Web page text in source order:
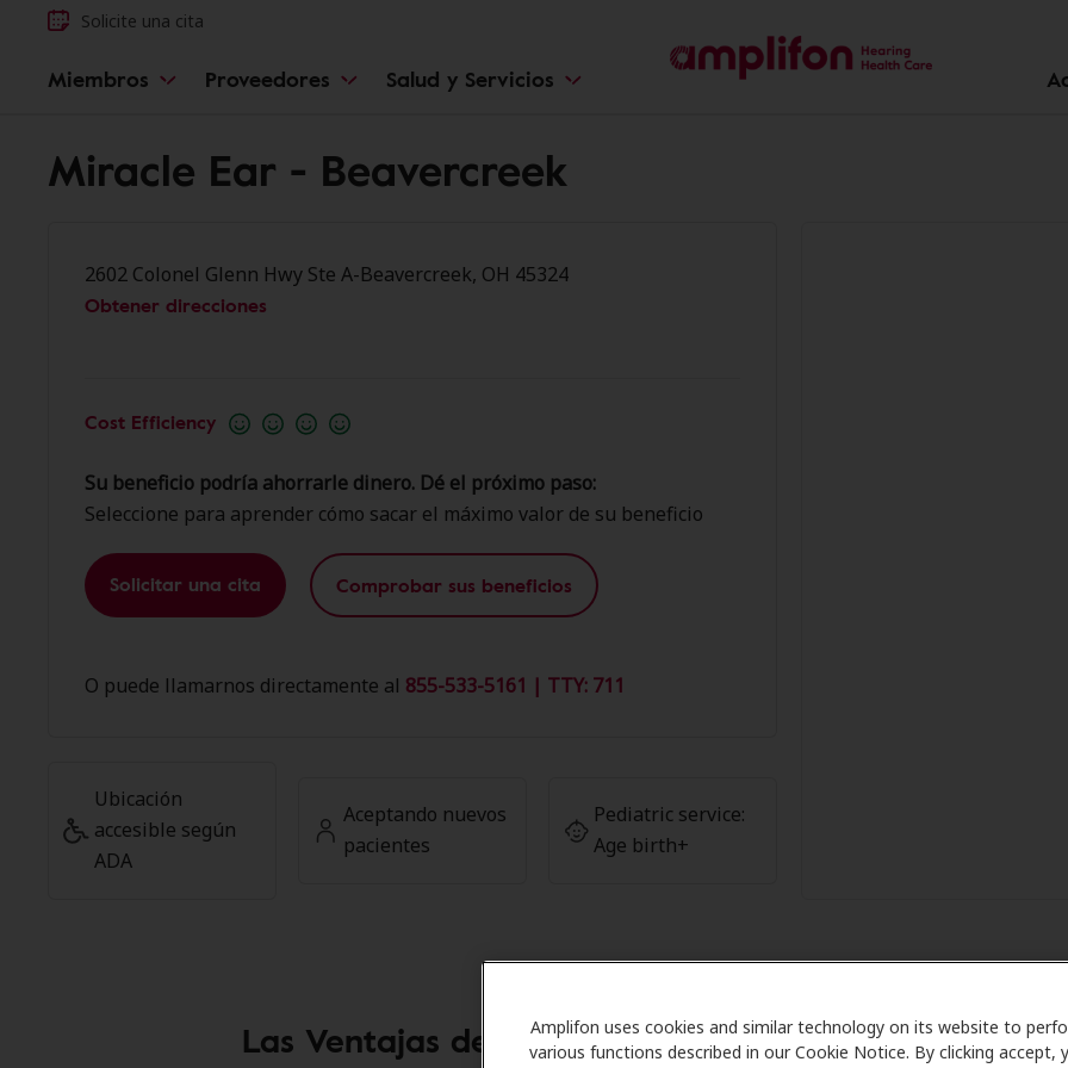
Amplifon uses cookies and similar technology on its website to
various functions described in our Cookie Notice. By clicking accept,
Solicite una cita
Miembros Proveedores Salud y Servicios
Miracle Ear - Beavercreek
2602 Colonel Glenn Hwy Ste A-Beavercreek, OH 45324
Obtener direcciones
Cost Efficiency
Su beneficio podría ahorrarle dinero. Dé el próximo paso:
Seleccione para aprender cómo sacar el máximo valor de su beneficio
Solicitar una cita Comprobar sus beneficios
O puede llamarnos directamente al 855-533-5161 | TTY: 711
Ubicación
accesible según
ADA
Aceptando nuevos
pacientes
Pediatric service:
Age birth+
Las Ventajas de los Miembros de Amplifon en